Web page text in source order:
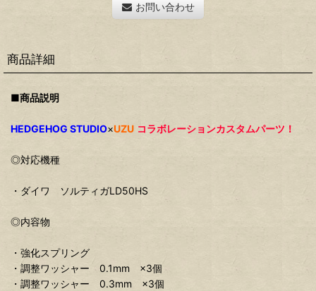
お問い合わせ
商品詳細
■商品説明
HEDGEHOG STUDIO×UZU コラボレーションカスタムパーツ！
◎対応機種
・ダイワ ソルティガLD50HS
◎内容物
・強化スプリング
・調整ワッシャー 0.1mm ×3個
・調整ワッシャー 0.3mm ×3個